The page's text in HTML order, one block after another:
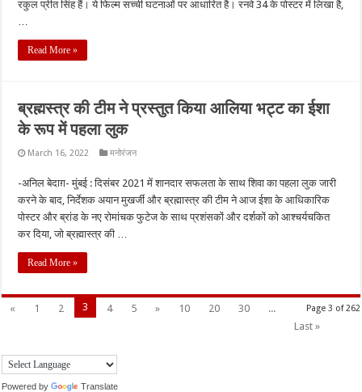
रकुल प्रीत सिंह हैं। ये फिल्म सच्ची घटनाओं पर आधारित है। रनवे 34 के पोस्टर में लिखा है,
…
Read More »
ब्रह्मस्त्र की टीम ने प्रस्तुत किया आलिया भट्ट का ईशा
के रूप में पहला लुक
March 16, 2022 मनोरंजन
-अनिल बेदाग़- मुंबई : दिसंबर 2021 में शानदार सफलता के साथ शिवा का पहला लुक जारी
करने के बाद, निर्देशक अयान मुखर्जी और ब्रह्मास्त्र की टीम ने आज ईशा के आधिकारिक
पोस्टर और ब्रांड के नए रोमांचक फुटेज के साथ प्रशंसकों और दर्शकों को आश्चर्यचकित
कर दिया, जो ब्रह्मास्त्र की …
Read More »
Page 3 of 262
« 1 2 3 4 5 » 10 20 30
...
Last »
Powered by Translate